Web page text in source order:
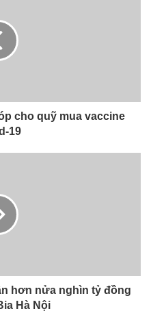
cho quỹ mua vaccine
19
hơn nửa nghìn tỷ đồng
Hà Nội